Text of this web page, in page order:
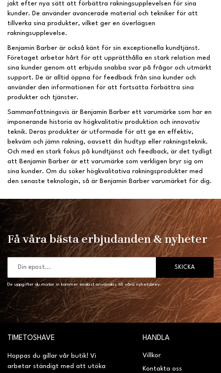
jakt efter nya sätt att förbättra rakningsupplevelsen för sina
kunder. De använder avancerade material och tekniker för att
tillverka sina produkter, vilket ger en överlägsen
rakningsupplevelse.
Benjamin Barber är också känt för sin exceptionella kundtjänst.
Företaget arbetar hårt för att upprätthålla en stark relation med
sina kunder genom att erbjuda snabba svar på frågor och utmärkt
support. De är alltid öppna för feedback från sina kunder och
använder den informationen för att fortsätta förbättra sina
produkter och tjänster.
Sammanfattningsvis är Benjamin Barber ett varumärke som har en
imponerande historia av högkvalitativ produktion och innovativ
teknik. Deras produkter är utformade för att ge en effektiv,
bekväm och jämn rakning, oavsett din hudtyp eller rakningsteknik.
Och med en stark fokus på kundtjänst och feedback, är det tydligt
att Benjamin Barber är ett varumärke som verkligen bryr sig om
sina kunder. Om du söker högkvalitativa rakningsprodukter med
den senaste teknologin, så är Benjamin Barber varumärket för dig.
Få våra bästa erbjudanden & nyheter
SKICKA
De uppgifter du matar in kommer endast användas till våra nyhetsbrev.
TIMETOSHAVE
Hoppas du gillar vår butik! Vi
arbetar ständigt med att utöka
HANDLA
Villkor
Kontakta oss